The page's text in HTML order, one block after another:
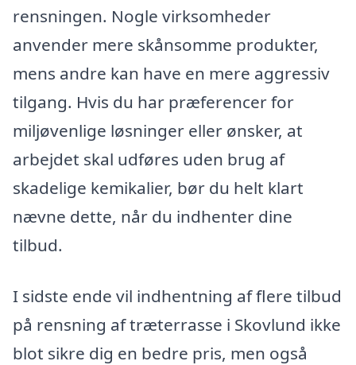
rensningen. Nogle virksomheder
anvender mere skånsomme produkter,
mens andre kan have en mere aggressiv
tilgang. Hvis du har præferencer for
miljøvenlige løsninger eller ønsker, at
arbejdet skal udføres uden brug af
skadelige kemikalier, bør du helt klart
nævne dette, når du indhenter dine
tilbud.
I sidste ende vil indhentning af flere tilbud
på rensning af træterrasse i Skovlund ikke
blot sikre dig en bedre pris, men også